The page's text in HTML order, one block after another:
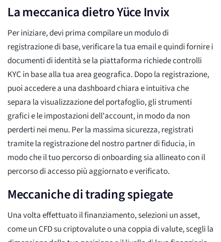
La meccanica dietro Yüce Invix
Per iniziare, devi prima compilare un modulo di
registrazione di base, verificare la tua email e quindi fornire i
documenti di identità se la piattaforma richiede controlli
KYC in base alla tua area geografica. Dopo la registrazione,
puoi accedere a una dashboard chiara e intuitiva che
separa la visualizzazione del portafoglio, gli strumenti
grafici e le impostazioni dell'account, in modo da non
perderti nei menu. Per la massima sicurezza, registrati
tramite la registrazione del nostro partner di fiducia, in
modo che il tuo percorso di onboarding sia allineato con il
percorso di accesso più aggiornato e verificato.
Meccaniche di trading spiegate
Una volta effettuato il finanziamento, selezioni un asset,
come un CFD su criptovalute o una coppia di valute, scegli la